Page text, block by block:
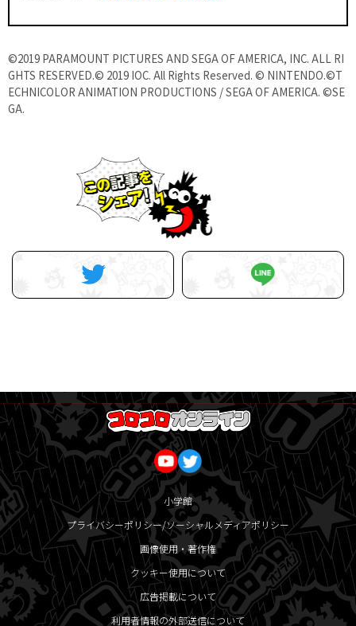
©2019 PARAMOUNT PICTURES AND SEGA OF AMERICA, INC. ALL RI
GHTS RESERVED.© 2019 IOC. All Rights Reserved. © NINTENDO.©T
ECHNICOLOR ANIMATION PRODUCTIONS / SEGA OF AMERICA. ©SE
GA.
小学館
プライバシーポリシー/ソーシャルメディアポリシー
画像使用・著作権
クッキー使用について
広告掲載について
利用者情報の外部送信について